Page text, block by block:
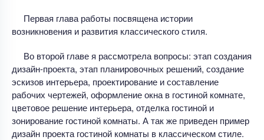
Первая глава работы посвящена истории
возникновения и развития классического стиля.
Во второй главе я рассмотрела вопросы: этап создания
дизайн-проекта, этап планировочных решений, создание
эскизов интерьера, проектирование и составление
рабочих чертежей, оформление окна в гостиной комнате,
цветовое решение интерьера, отделка гостиной и
зонирование гостиной комнаты. А так же приведен пример
дизайн проекта гостиной комнаты в классическом стиле.